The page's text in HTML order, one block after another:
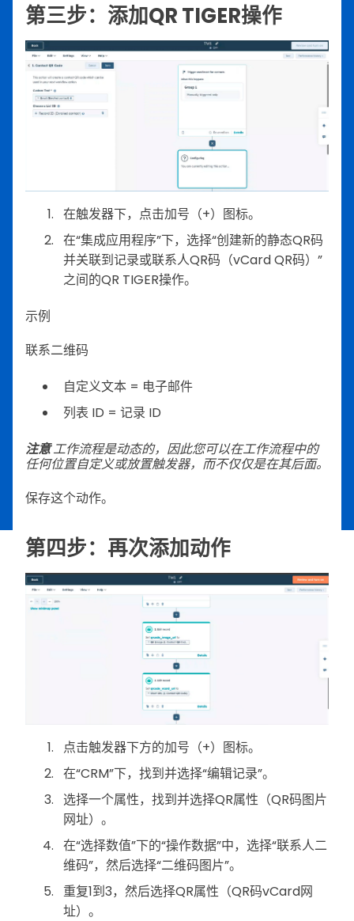
第三步：添加QR TIGER操作
在触发器下，点击加号（+）图标。
在“集成应用程序”下，选择“创建新的静态QR码
并关联到记录或联系人QR码（vCard QR码）”
之间的QR TIGER操作。
示例
联系二维码
自定义文本 = 电子邮件
列表 ID = 记录 ID
注意工作流程是动态的，因此您可以在工作流程中的
任何位置自定义或放置触发器，而不仅仅是在其后面。
保存这个动作。
第四步：再次添加动作
点击触发器下方的加号（+）图标。
在“CRM”下，找到并选择“编辑记录”。
选择一个属性，找到并选择QR属性（QR码图片
网址）。
在“选择数值”下的“操作数据”中，选择“联系人二
维码”，然后选择“二维码图片”。
重复1到3，然后选择QR属性（QR码vCard网
址）。